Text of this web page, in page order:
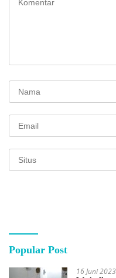
Popular Post
16 Juni 2023